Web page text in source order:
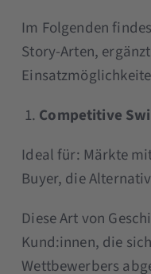
Im Folgenden
Story-Arten,
Competitive
Ideal für: Märkte
Buyer, die
Diese Art von
Kund:innen, die
Wettbewerbers